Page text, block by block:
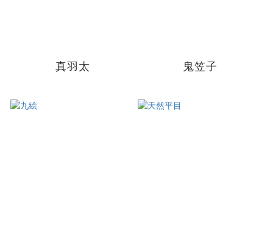
真羽太 鬼笠子